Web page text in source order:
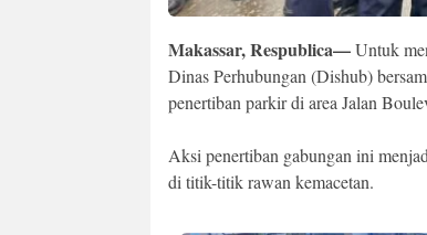
Makassar, Respublica—Untuk
Dinas Perhubungan (Dishub)
penertiban parkir di area Jalan
Aksi penertiban gabungan ini
di titik-titik rawan kemacetan.